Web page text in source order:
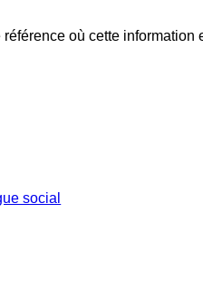
où cette information
social